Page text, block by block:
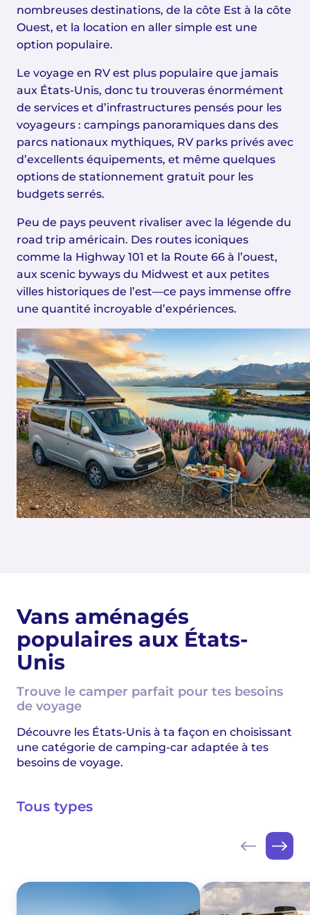
nombreuses destinations, de la côte Est à la côte
Ouest, et la location en aller simple est une
option populaire.
Le voyage en RV est plus populaire que jamais
aux États-Unis, donc tu trouveras énormément
de services et d’infrastructures pensés pour les
voyageurs : campings panoramiques dans des
parcs nationaux mythiques, RV parks privés avec
d’excellents équipements, et même quelques
options de stationnement gratuit pour les
budgets serrés.
Peu de pays peuvent rivaliser avec la légende du
road trip américain. Des routes iconiques
comme la Highway 101 et la Route 66 à l’ouest,
aux scenic byways du Midwest et aux petites
villes historiques de l’est—ce pays immense offre
une quantité incroyable d’expériences.
Vans aménagés
populaires aux États-
Unis
Trouve le camper parfait pour tes besoins
de voyage
Découvre les États-Unis à ta façon en choisissant
une catégorie de camping-car adaptée à tes
besoins de voyage.
Tous types